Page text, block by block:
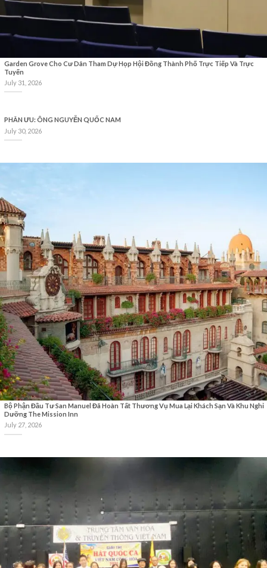
Garden Grove Cho Cư Dân Tham Dự Họp Hội Đồng Thành Phố Trực Tiếp Và Trực
Tuyến
July 31, 2026
PHÂN ƯU: ÔNG NGUYỄN QUỐC NAM
July 30, 2026
Bộ Phận Đầu Tư San Manuel Đã Hoàn Tất Thương Vụ Mua Lại Khách Sạn Và Khu Nghỉ
Dưỡng The Mission Inn
July 27, 2026